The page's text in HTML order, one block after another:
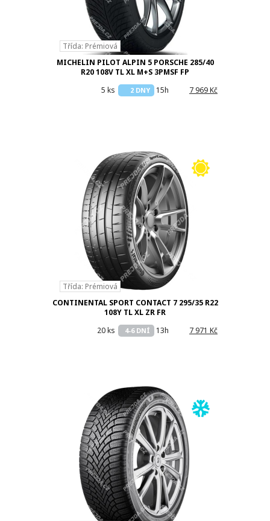
Třída: Prémiová
MICHELIN PILOT ALPIN 5 PORSCHE 285/40
R20 108V TL XL M+S 3PMSF FP
7 969 Kč
15h
2 DNY
5 ks
Třída: Prémiová
CONTINENTAL SPORT CONTACT 7 295/35 R22
108Y TL XL ZR FR
7 971 Kč
13h
4-6 DNÍ
20 ks